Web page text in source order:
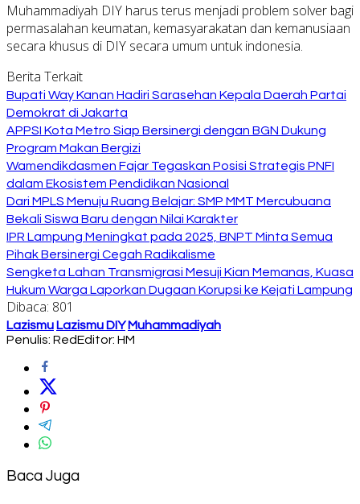
Muhammadiyah DIY harus terus menjadi problem solver bagi
permasalahan keumatan, kemasyarakatan dan kemanusiaan
secara khusus di DIY secara umum untuk indonesia.
Berita Terkait
Bupati Way Kanan Hadiri Sarasehan Kepala Daerah Partai
Demokrat di Jakarta
APPSI Kota Metro Siap Bersinergi dengan BGN Dukung
Program Makan Bergizi
Wamendikdasmen Fajar Tegaskan Posisi Strategis PNFI
dalam Ekosistem Pendidikan Nasional
Dari MPLS Menuju Ruang Belajar: SMP MMT Mercubuana
Bekali Siswa Baru dengan Nilai Karakter
IPR Lampung Meningkat pada 2025, BNPT Minta Semua
Pihak Bersinergi Cegah Radikalisme
Sengketa Lahan Transmigrasi Mesuji Kian Memanas, Kuasa
Hukum Warga Laporkan Dugaan Korupsi ke Kejati Lampung
Dibaca: 801
Lazismu Lazismu DIY Muhammadiyah
Penulis: RedEditor: HM
Baca Juga